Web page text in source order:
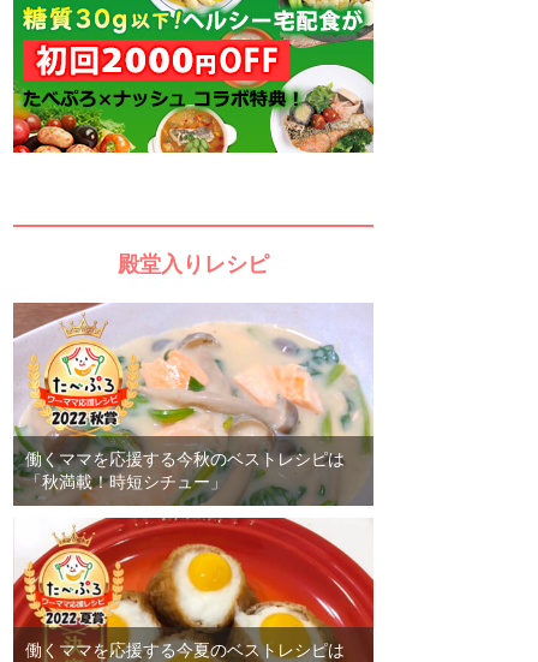
殿堂入りレシピ
働くママを応援する今秋のベストレシピは
「秋満載！時短シチュー」
働くママを応援する今夏のベストレシピは